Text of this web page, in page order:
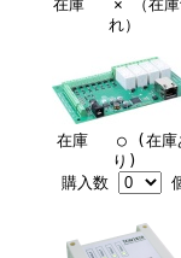
在庫 × （在庫
れ）
在庫 ○ (在庫
り)
購入数